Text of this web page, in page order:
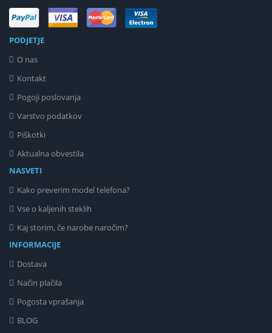
PODJETJE
O nas
Kontakt
Pogoji poslovanja
Varstvo podatkov
Piškotki
Aktualna obvestila
NASVETI
Kako preverim model telefona?
Vse o kaljenih steklih
Kaj storim, če narobe naročim?
INFORMACIJE
Dostava
Način plačila
Pogosta vprašanja
BLOG